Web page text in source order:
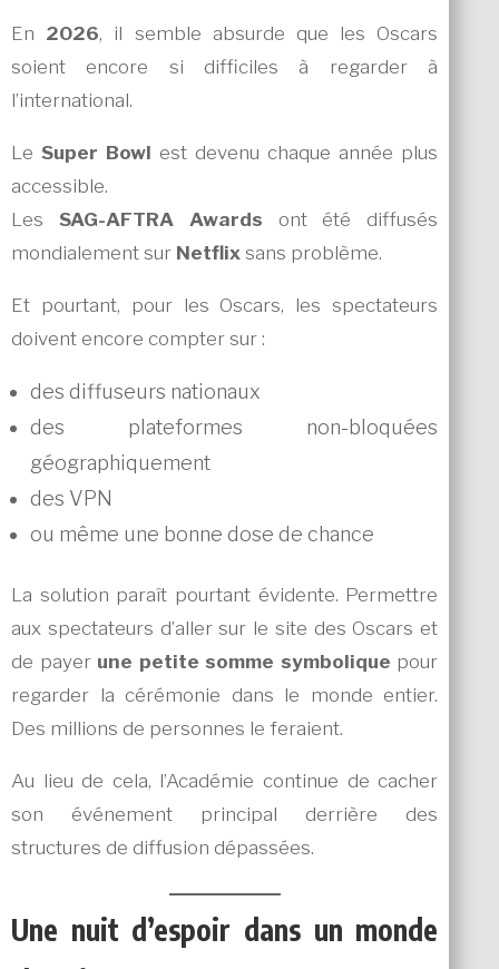
En 2026, il semble absurde que les Oscars
soient encore si difficiles à regarder à
l’international.
LeSuper Bowl est devenu chaque année plus
accessible.
Les SAG-AFTRA Awards ont été diffusés
mondialement sur Netflix sans problème.
Et pourtant, pour les Oscars, les spectateurs
doivent encore compter sur :
des diffuseurs nationaux
des plateformes non-bloquées
géographiquement
des VPN
ou même une bonne dose de chance
La solution paraît pourtant évidente. Permettre
aux spectateurs d’aller sur le site des Oscars et
de payer une petite somme symbolique pour
regarder la cérémonie dans le monde entier.
Des millions de personnes le feraient.
Au lieu de cela, l’Académie continue de cacher
son événement principal derrière des
structures de diffusion dépassées.
Une nuit d’espoir dans un monde